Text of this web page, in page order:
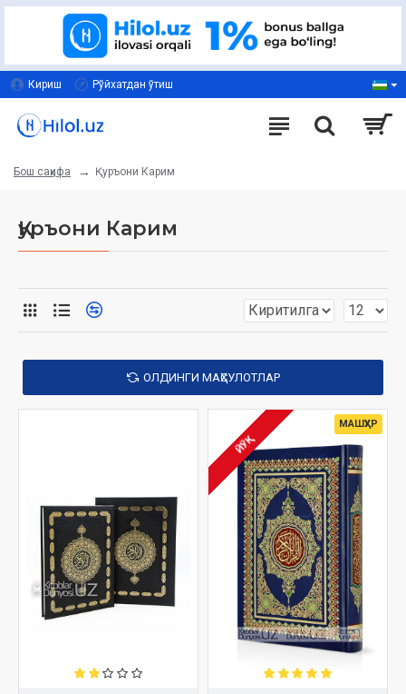
Кириш Рўйхатдан ўтиш
Бош саҳифа Қуръони Карим
Қуръони Карим
ОЛДИНГИ МАҲСУЛОТЛАР
МАШҲУР
ЙЎҚ